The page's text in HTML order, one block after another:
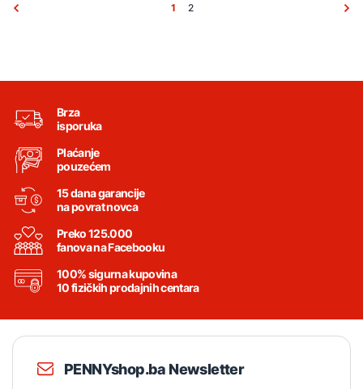
1 2
Brza
isporuka
Plaćanje
pouzećem
15 dana garancije
na povrat novca
Preko 125.000
fanova na Facebooku
100% sigurna kupovina
10 fizičkih prodajnih centara
PENNYshop.ba Newsletter